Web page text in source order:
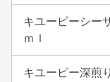
キユーピーシー
ｍｌ
キユーピー深煎